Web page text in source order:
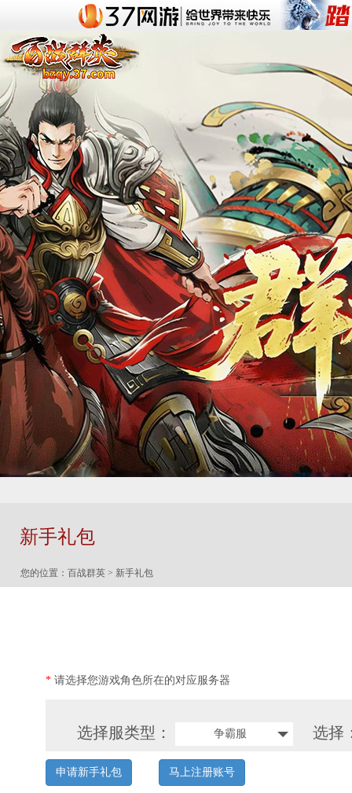
新手礼包
您的位置： 百战群英 > 新手礼包
* 请选择您游戏角色所在的对应服务器
选择服类型： 争霸服 选择
申请新手礼包 马上注册账号